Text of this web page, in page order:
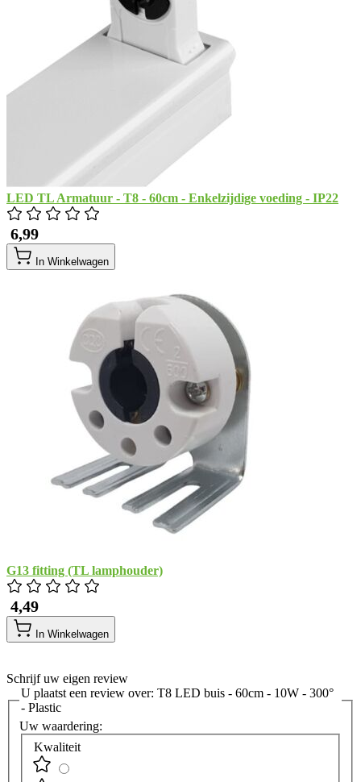
LED TL Armatuur - T8 - 60cm - Enkelzijdige voeding - IP22
​ 6,99
In Winkelwagen
G13 fitting (TL lamphouder)
​ 4,49
In Winkelwagen
Schrijf uw eigen review
U plaatst een review over: T8 LED buis - 60cm - 10W - 300°
- Plastic
Uw waardering:
Kwaliteit